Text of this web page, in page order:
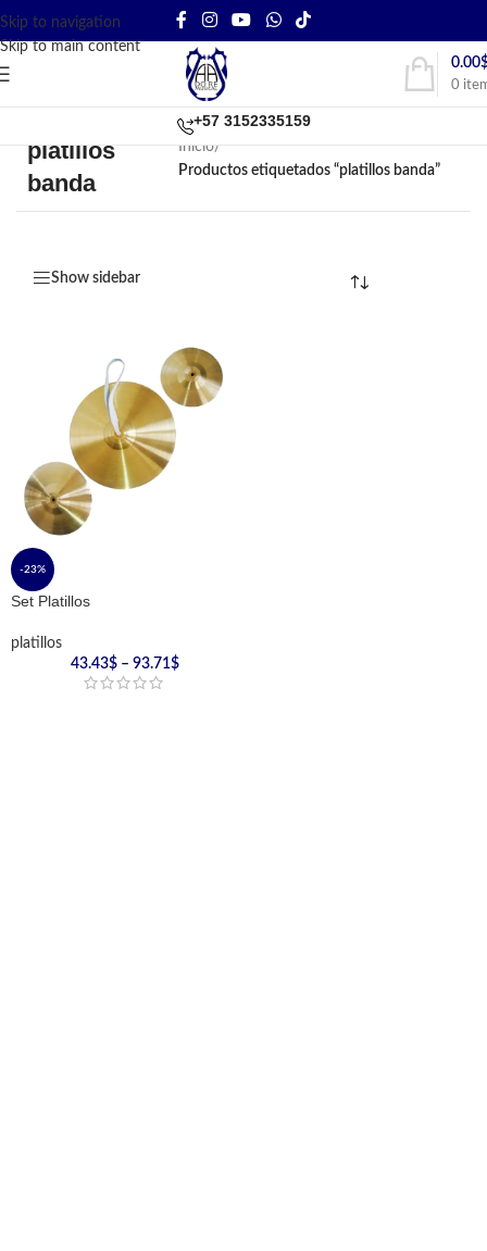
Skip to navigation
Skip to main content
0
0.00
+57 3152335159
platillos
banda
Inicio/
Productos etiquetados “platillos banda”
Show sidebar
-23%
Set Platillos
platillos
43.43$ – 93.71$